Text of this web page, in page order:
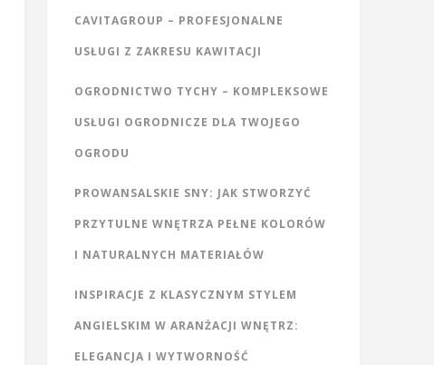
CAVITAGROUP – PROFESJONALNE
USŁUGI Z ZAKRESU KAWITACJI
OGRODNICTWO TYCHY – KOMPLEKSOWE
USŁUGI OGRODNICZE DLA TWOJEGO
OGRODU
PROWANSALSKIE SNY: JAK STWORZYĆ
PRZYTULNE WNĘTRZA PEŁNE KOLORÓW
I NATURALNYCH MATERIAŁÓW
INSPIRACJE Z KLASYCZNYM STYLEM
ANGIELSKIM W ARANŻACJI WNĘTRZ:
ELEGANCJA I WYTWORNOŚĆ